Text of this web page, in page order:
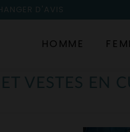
D'AVIS
HOMME
VESTES EN